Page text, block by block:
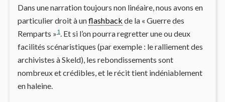
Dans une narration toujours non linéaire, nous avons en
particulier droit à unflashback de la « Guerre des
Remparts »1. Et si l’on pourra regretter une ou deux
facilités scénaristiques (par exemple : le ralliement des
archivistes à Skeld), les rebondissements sont
nombreux et crédibles, et le récit tient indéniablement
en haleine.